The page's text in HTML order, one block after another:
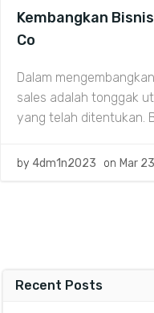
Kembangkan
Co
Dalam
sales adalah tonggak
yang telah ditentukan.
by 4dm1n2023 on Mar 23
Recent Posts